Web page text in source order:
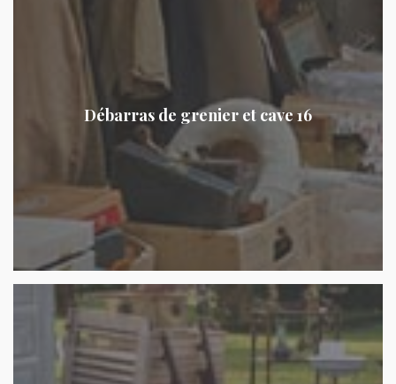
Débarras de grenier et cave 16